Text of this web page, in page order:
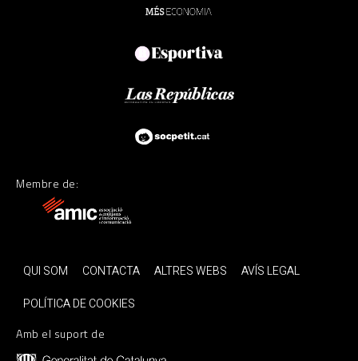
Membre de:
QUI SOM CONTACTA ALTRES WEBS
AVÍS LEGAL
POLÍTICA DE COOKIES
Amb el suport de